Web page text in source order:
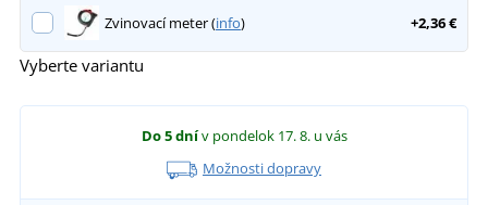
Zvinovací meter (info) +2,36 €
Vyberte variantu
Do 5 dnív pondelok 17. 8. u vás
Možnosti dopravy